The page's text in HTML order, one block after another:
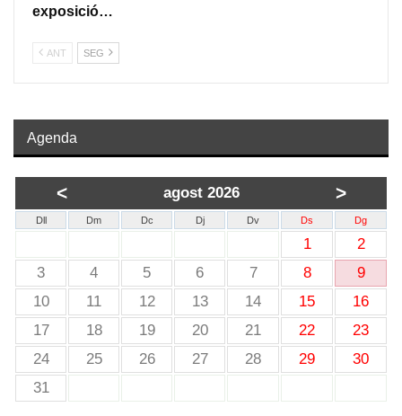
exposició…
ANT SEG
Agenda
< agost 2026 >
Dll Dm Dc Dj Dv Ds Dg
1
2
3
4 5 6 7 8
9
10
11 12 13 14 15
16
17
18 19 20 21 22
23
24
25 26 27 28 29
30
31